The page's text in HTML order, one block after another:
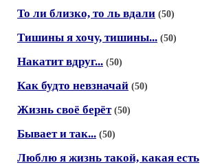
То ли близко, то ль вдали (50)
Тишины я хочу, тишины... (50)
Накатит вдруг... (50)
Как будто невзначай (50)
Жизнь своё берёт (50)
Бывает и так... (50)
Люблю я жизнь такой, какая есть